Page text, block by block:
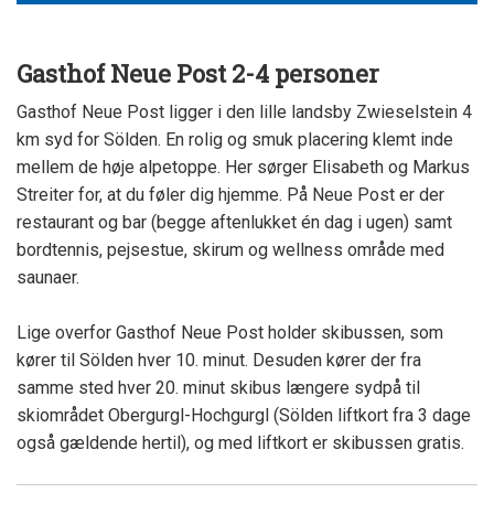
Gasthof Neue Post 2-4 personer
Gasthof Neue Post ligger i den lille landsby Zwieselstein 4
km syd for Sölden. En rolig og smuk placering klemt inde
mellem de høje alpetoppe. Her sørger Elisabeth og Markus
Streiter for, at du føler dig hjemme. På Neue Post er der
restaurant og bar (begge aftenlukket én dag i ugen) samt
bordtennis, pejsestue, skirum og wellness område med
saunaer.
Lige overfor Gasthof Neue Post holder skibussen, som
kører til Sölden hver 10. minut. Desuden kører der fra
samme sted hver 20. minut skibus længere sydpå til
skiområdet Obergurgl-Hochgurgl (Sölden liftkort fra 3 dage
også gældende hertil), og med liftkort er skibussen gratis.